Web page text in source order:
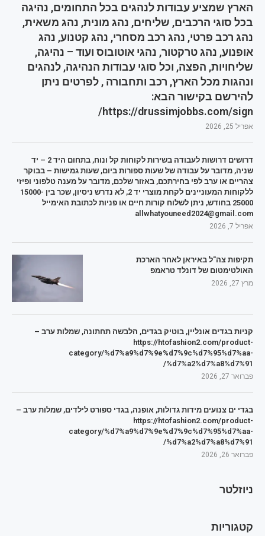
הארץ שמציע עבודות לנהגים בכל התחומים, נהיגה
בכל סוגי הרכבים, שליחים, נהג מונית, נהג משאית,
נהג רכב פרטי, נהג רכב מסחרי, נהג קטנוע, נהג
אופנוע, נהג טרקטור, נהגי אוטובוס ועוד – נהיגה,
שליחויות, הפצה, וכל סוגי עבודות הנהיגה, לנהגים
ונהגות מכל הארץ, רכב ותחבורה , לפרטים ניתן
להירשם בקישור הבא:
https://drussimjobbs.com/sign/
אפריל 25, 2026
דרושים דרושות לעבודה בשירות לקוחות קל ונוח, בתחום היד 2 – יד
שניה, מדובר על עבודה של שעות ספורות ביום, שעות גמישות – בבוקר
צהריים או ערב לפי בחירתכם, באזור שלכם, מדובר על מענה טלפוני ופיזי
ללקוחות המעוניינים לקחת מוצרי יד 2, לא נדרש ניסיון, שכר בין 15000-
25000 בחודש, ניתן לשלוח קורות חיים או פניות לכתובת האימייל
allwhatyouneed2024@gmail.com
אפריל 7, 2026
תקיפות צה"ל באיראן לאחר הארכת
האולטימטום של דונלד טראמפ
מרץ 27, 2026
קניות בגדים אונליין, בוטיק בגדים, הלבשה תחתונה, שמלות ערב –
https://htofashion2.com/product-
category/%d7%a9%d7%9e%d7%9c%d7%95%d7%aa-
%d7%a2%d7%a8%d7%91/
פברואר 27, 2026
בגדי ים צנועים מידות גדולות, אופנה, בגדי ספורט לילדים, שמלות ערב –
https://htofashion2.com/product-
category/%d7%a9%d7%9e%d7%9c%d7%95%d7%aa-
%d7%a2%d7%a8%d7%91/
פברואר 26, 2026
ניוזלטר
קטגוריות